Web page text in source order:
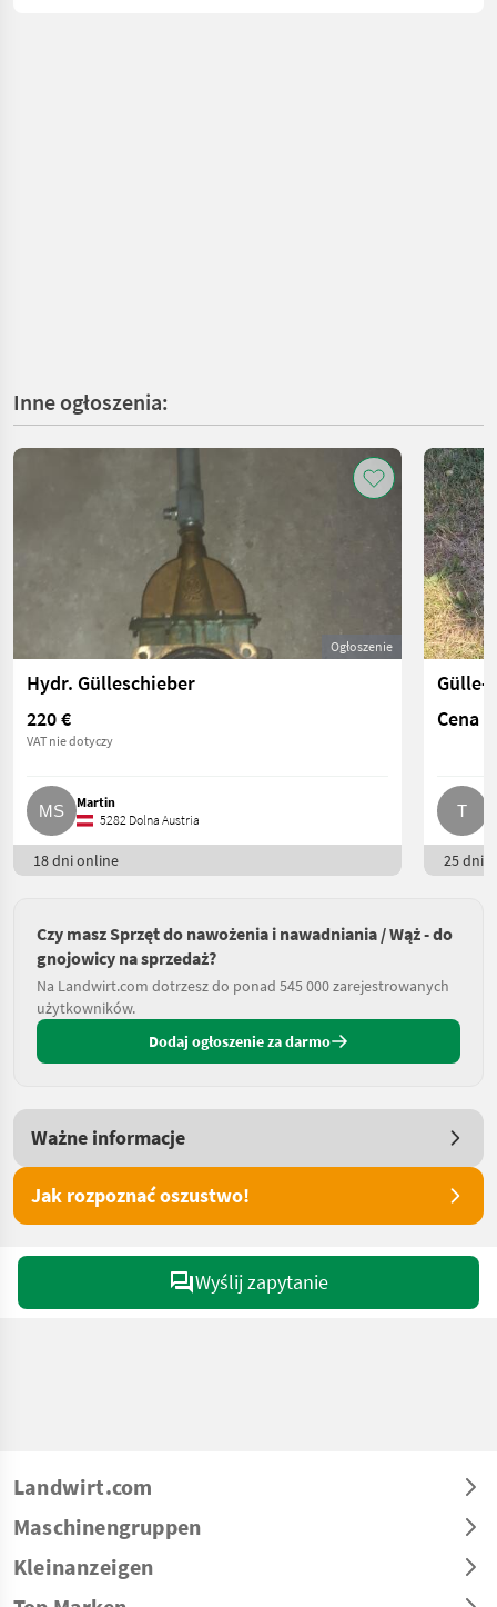
Inne ogłoszenia:
Ogłoszenie
Hydr. Gülleschieber
220 €
VAT nie dotyczy
Martin
5282 Dolna Austria
18 dni online
Gülle-
Cena
25 dni
Czy masz Sprzęt do nawożenia i nawadniania / Wąż - do
gnojowicy na sprzedaż?
Na Landwirt.com dotrzesz do ponad 545 000 zarejestrowanych
użytkowników.
Dodaj ogłoszenie za darmo
Ważne informacje
Jak rozpoznać oszustwo!
Wyślij zapytanie
Landwirt.com
Maschinengruppen
Kleinanzeigen